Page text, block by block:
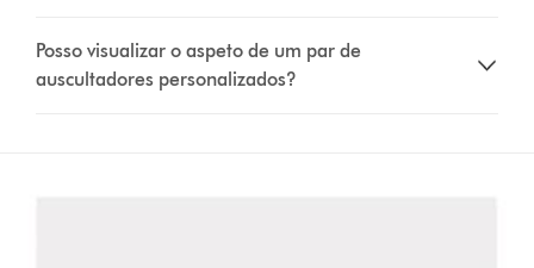
Posso visualizar o aspeto de um par de
auscultadores personalizados?